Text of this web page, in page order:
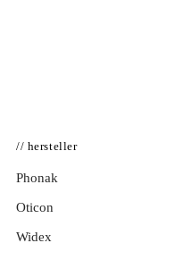
// hersteller
Phonak
Oticon
Widex